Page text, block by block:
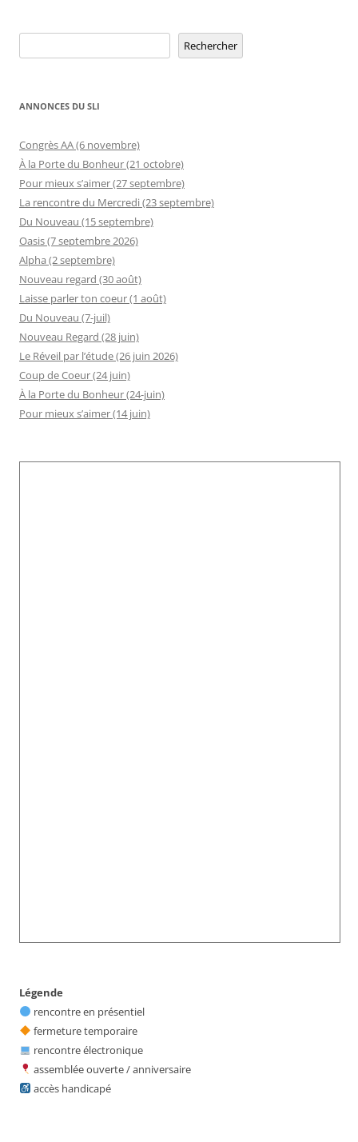
Rechercher
ANNONCES DU SLI
Congrès AA (6 novembre)
À la Porte du Bonheur (21 octobre)
Pour mieux s’aimer (27 septembre)
La rencontre du Mercredi (23 septembre)
Du Nouveau (15 septembre)
Oasis (7 septembre 2026)
Alpha (2 septembre)
Nouveau regard (30 août)
Laisse parler ton coeur (1 août)
Du Nouveau (7-juil)
Nouveau Regard (28 juin)
Le Réveil par l’étude (26 juin 2026)
Coup de Coeur (24 juin)
À la Porte du Bonheur (24-juin)
Pour mieux s’aimer (14 juin)
Légende
rencontre en présentiel
fermeture temporaire
rencontre électronique
assemblée ouverte / anniversaire
accès handicapé